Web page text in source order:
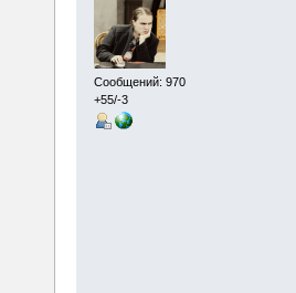
Сообщений: 970
+55/-3